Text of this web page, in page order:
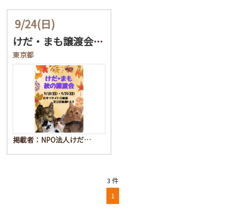
9/24(日)
けだ・まも譲渡会in足立…
東京都
掲載者：NPO法人けだ…
3 件
1